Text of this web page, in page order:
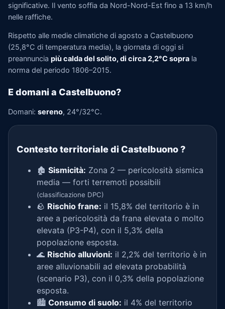
significative. Il vento soffia da Nord-Nord-Est fino a 13 km/h
nelle raffiche.
Rispetto alle medie climatiche di agosto a Castelbuono
(25,8°C di temperatura media), la giornata di oggi si
preannuncia più calda del solito, di circa 2,2°C sopra la
norma del periodo 1806–2015.
E domani a Castelbuono?
Domani: sereno, 24°/32°C.
Contesto territoriale di Castelbuono?
🏚️ Sismicità: Zona 2 — pericolosità sismica
media — forti terremoti possibili
(classificazione DPC)
🪨 Rischio frane: il 15,8% del territorio è in
aree a pericolosità da frana elevata o molto
elevata (P3-P4), con il 5,3% della
popolazione esposta.
🌊 Rischio alluvioni: il 2,2% del territorio è in
aree alluvionabili ad elevata probabilità
(scenario P3), con il 0,3% della popolazione
esposta.
🏙️ Consumo di suolo: il 4% del territorio